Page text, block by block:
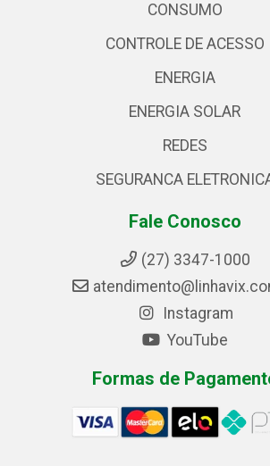
CONSUMO
CONTROLE DE ACESSO
ENERGIA
ENERGIA SOLAR
REDES
SEGURANCA
Fale Conosco
(27) 3347-1000
Instagram
YouTube
Formas de